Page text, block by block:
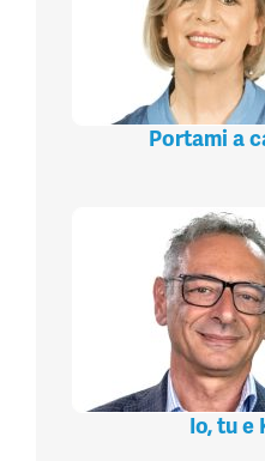
Portami a
Io, tu e